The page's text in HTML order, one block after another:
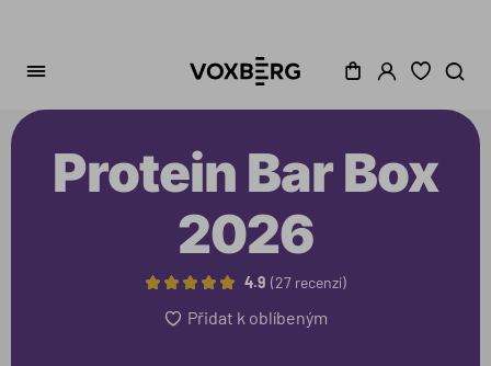
Protein Bar Box
2026
4.9 27 recenzí
Přidat k oblíbeným